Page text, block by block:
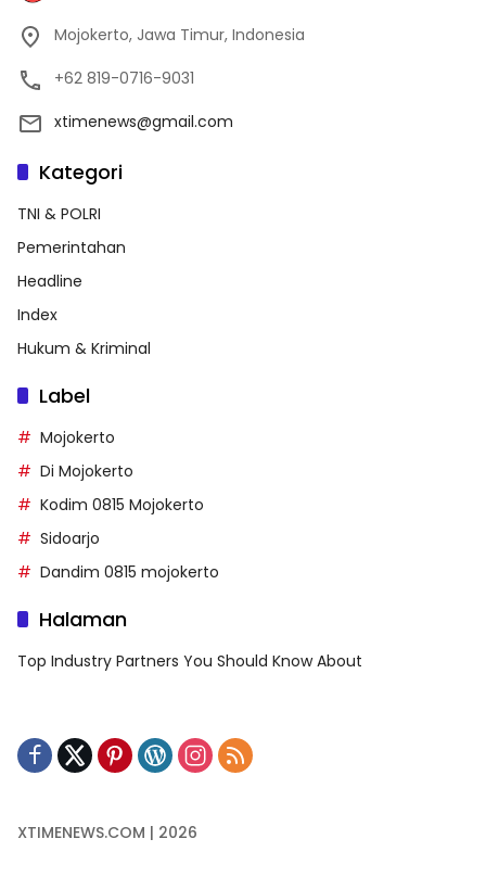
Mojokerto, Jawa Timur, Indonesia
+62 819-0716-9031
xtimenews@gmail.com
Kategori
TNI & POLRI
Pemerintahan
Headline
Index
Hukum & Kriminal
Label
Mojokerto
Di Mojokerto
Kodim 0815 Mojokerto
Sidoarjo
Dandim 0815 mojokerto
Halaman
Top Industry Partners You Should Know About
XTIMENEWS.COM | 2026